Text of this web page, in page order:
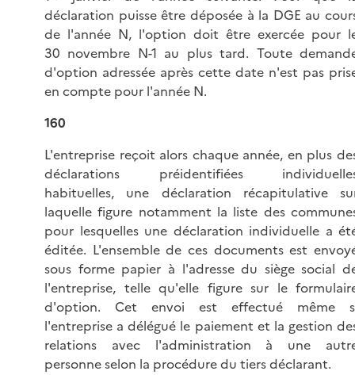
déclaration puisse être déposée à la DGE au
de l'année N, l'option doit être exercée pour
30 novembre N-1 au plus tard. Toute
d'option adressée après cette date n'est pas
en compte pour l'année N.
160
L'entreprise reçoit alors chaque année, en plus
déclarations préidentifiées
habituelles, une déclaration récapitulative
laquelle figure notamment la liste des
pour lesquelles une déclaration individuelle a
éditée. L'ensemble de ces documents est
sous forme papier à l'adresse du siège social
l'entreprise, telle qu'elle figure sur le
d'option. Cet envoi est effectué même
l'entreprise a délégué le paiement et la gestion
relations avec l'administration à une
personne selon la procédure du tiers déclarant.